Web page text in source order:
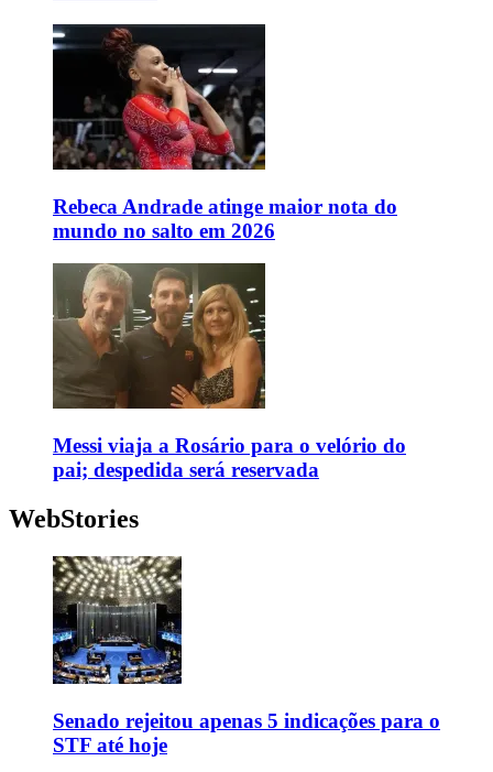
Rebeca Andrade atinge maior nota do
mundo no salto em 2026
Messi viaja a Rosário para o velório do
pai; despedida será reservada
WebStories
Senado rejeitou apenas 5 indicações para o
STF até hoje